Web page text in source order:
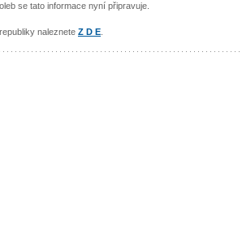
se tato informace nyní připravuje.
naleznete Z D E